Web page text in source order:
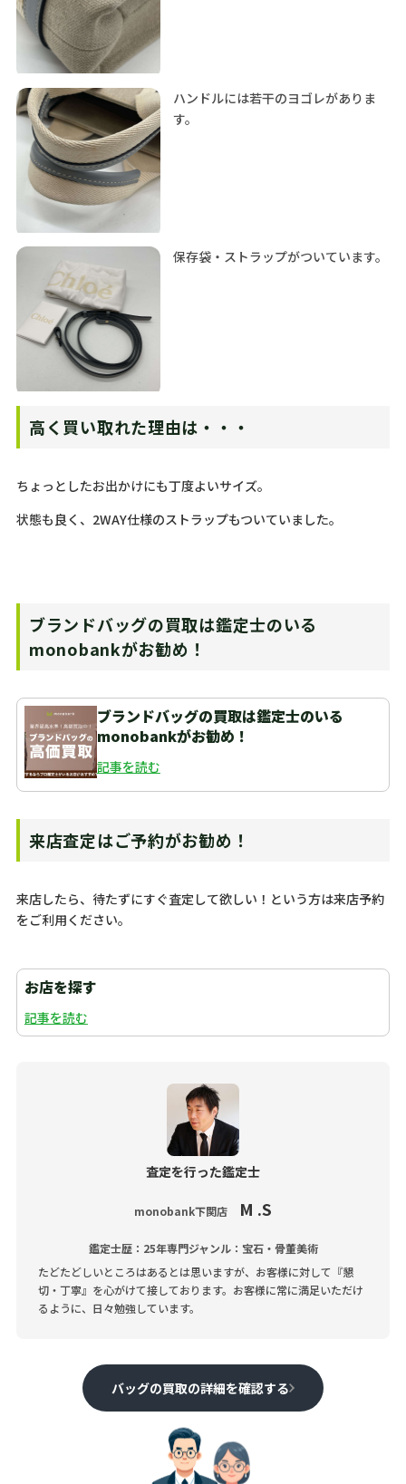
ハンドルには若干のヨゴレがありま
す。
保存袋・ストラップがついています。
高く買い取れた理由は・・・
ちょっとしたお出かけにも丁度よいサイズ。
状態も良く、2WAY仕様のストラップもついていました。
ブランドバッグの買取は鑑定士のいる
monobankがお勧め！
ブランドバッグの買取は鑑定士のいる
monobankがお勧め！
記事を読む
来店査定はご予約がお勧め！
来店したら、待たずにすぐ査定して欲しい！という方は来店予約
をご利用ください。
お店を探す
記事を読む
査定を行った鑑定士
monobank下関店 M .S
鑑定士歴：25年専門ジャンル：宝石・骨董美術
たどたどしいところはあるとは思いますが、お客様に対して『懇
切・丁寧』を心がけて接しております。お客様に常に満足いただけ
るように、日々勉強しています。
バッグの買取の詳細を確認する